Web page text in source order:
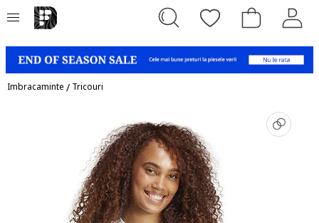
Imbracaminte / Tricouri